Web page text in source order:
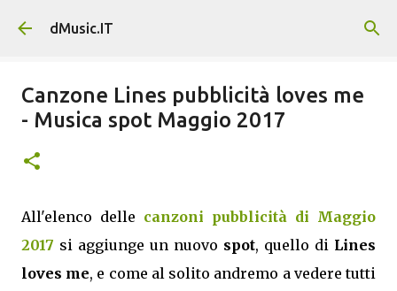
Passa ai contenuti principali
dMusic.IT
Canzone Lines pubblicità loves me
- Musica spot Maggio 2017
All'elenco delle canzoni pubblicità di Maggio
2017 si aggiunge un nuovo spot, quello di Lines
loves me, e come al solito andremo a vedere tutti